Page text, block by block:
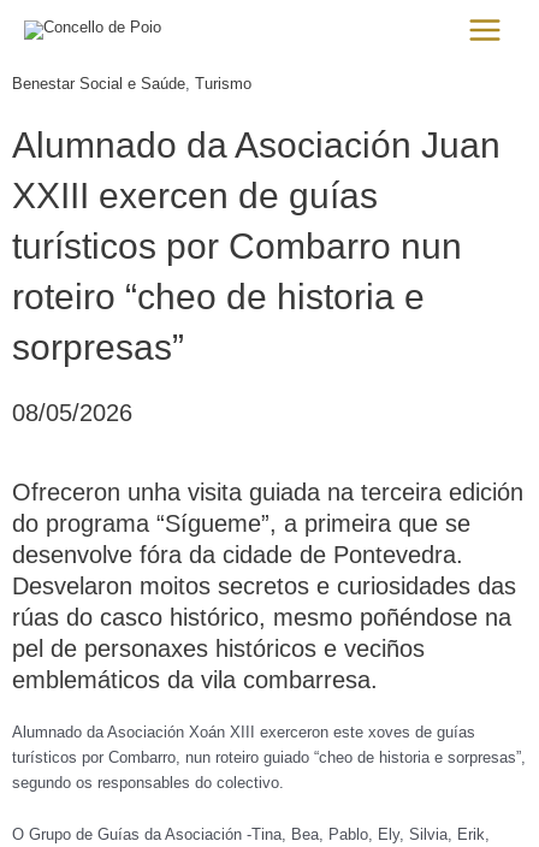
Main
Benestar Social e Saúde, Turismo
Alumnado da Asociación Juan
XXIII exercen de guías
turísticos por Combarro nun
roteiro “cheo de historia e
sorpresas”
08/05/2026
Ofreceron unha visita guiada na terceira edición
do programa “Sígueme”, a primeira que se
desenvolve fóra da cidade de Pontevedra.
Desvelaron moitos secretos e curiosidades das
rúas do casco histórico, mesmo poñéndose na
pel de personaxes históricos e veciños
emblemáticos da vila combarresa.
Alumnado da Asociación Xoán XIII exerceron este xoves de guías
turísticos por Combarro, nun roteiro guiado “cheo de historia e sorpresas”,
segundo os responsables do colectivo.
O Grupo de Guías da Asociación -Tina, Bea, Pablo, Ely, Silvia, Erik,